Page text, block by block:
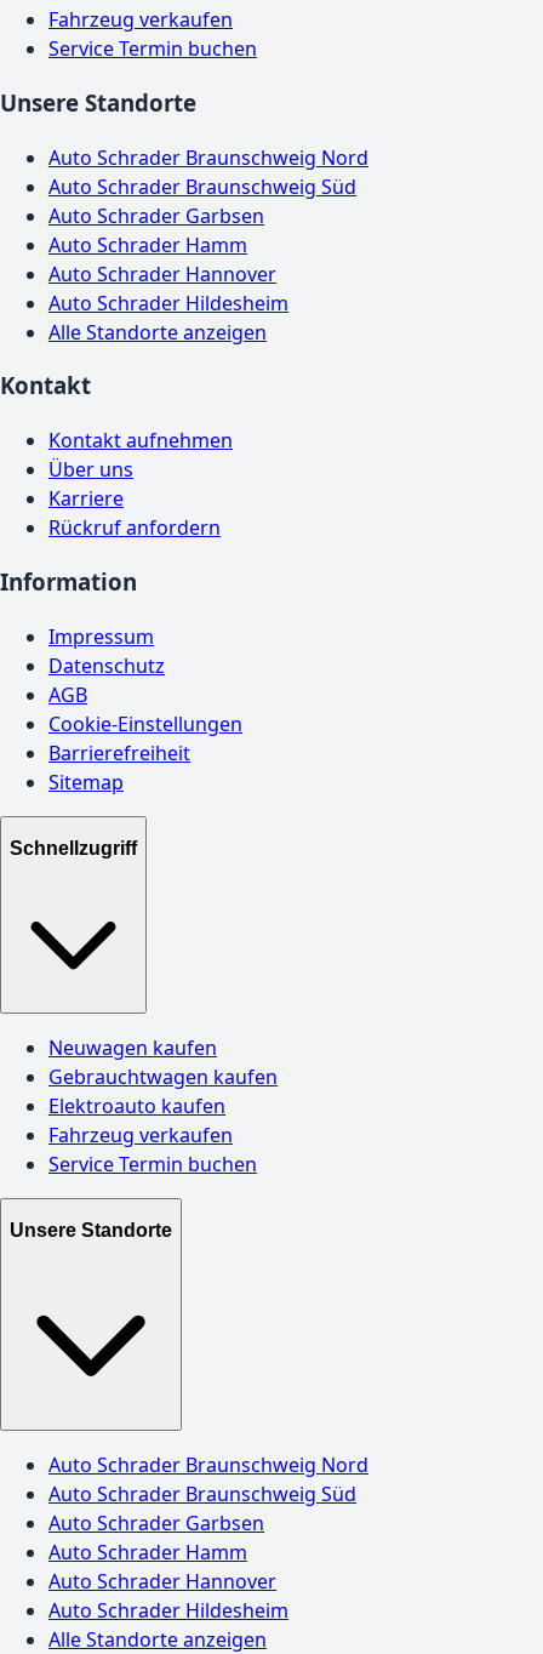
Fahrzeug verkaufen
Service Termin buchen
Unsere Standorte
Auto Schrader Braunschweig Nord
Auto Schrader Braunschweig Süd
Auto Schrader Garbsen
Auto Schrader Hamm
Auto Schrader Hannover
Auto Schrader Hildesheim
Alle Standorte anzeigen
Kontakt
Kontakt aufnehmen
Über uns
Karriere
Rückruf anfordern
Information
Impressum
Datenschutz
AGB
Cookie-Einstellungen
Barrierefreiheit
Sitemap
Schnellzugriff
Neuwagen kaufen
Gebrauchtwagen kaufen
Elektroauto kaufen
Fahrzeug verkaufen
Service Termin buchen
Unsere Standorte
Auto Schrader Braunschweig Nord
Auto Schrader Braunschweig Süd
Auto Schrader Garbsen
Auto Schrader Hamm
Auto Schrader Hannover
Auto Schrader Hildesheim
Alle Standorte anzeigen